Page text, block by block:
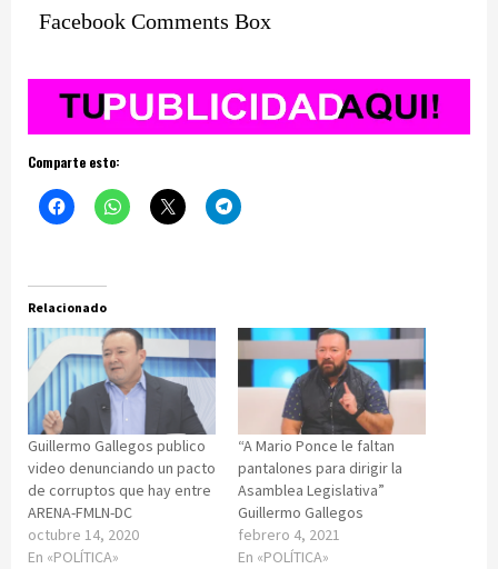
Facebook Comments Box
Comparte esto:
Relacionado
Guillermo Gallegos publico
video denunciando un pacto
de corruptos que hay entre
ARENA-FMLN-DC
octubre 14, 2020
En «POLÍTICA»
“A Mario Ponce le faltan
pantalones para dirigir la
Asamblea Legislativa”
Guillermo Gallegos
febrero 4, 2021
En «POLÍTICA»